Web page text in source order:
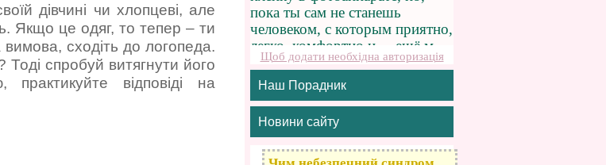
дівчині чи хлопцеві, але
Якщо це одяг, то тепер – ти
сходіть до логопеда.
спробуй витягнути його
практикуйте відповіді на
Щоб додати необхідна авторизація
Наш Порадник
Новини сайту